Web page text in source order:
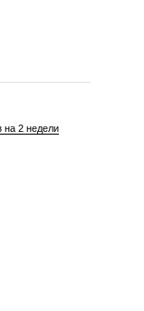
на 2 недели